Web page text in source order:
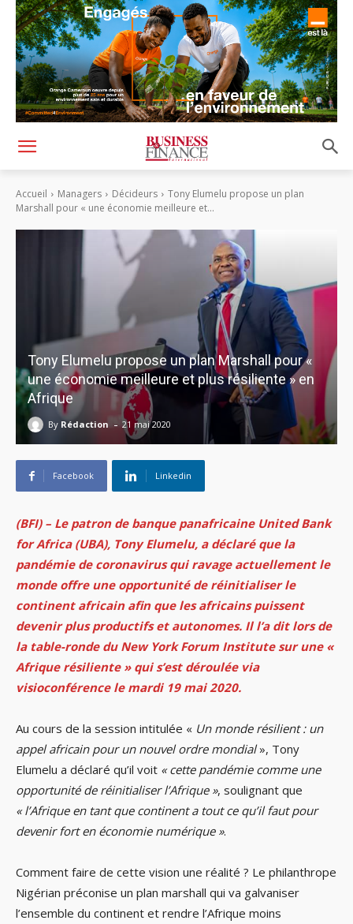
Accueil Managers Décideurs
Tony Elumelu propose un plan
Marshall pour « une économie meilleure et...
Tony Elumelu propose un plan Marshall pour «
une économie meilleure et plus résiliente » en
Afrique
By Rédaction - 21 mai 2020
Facebook Linkedin
(BFI) – Le patron de banque panafricaine United Bank
for Africa (UBA), Tony Elumelu, a déclaré que la
pandémie de coronavirus qui ravage actuellement le
monde offre une opportunité de réinitialiser le
continent africain afin que les africains puissent
devenir plus productifs et autonomes. Il l’a dit lors de
la table-ronde du New York Forum Institute sur une «
Afrique résiliente » qui s’est déroulée via
visioconférence le mardi 19 mai 2020.
Au cours de la session intitulée « Un monde résilient : un
appel africain pour un nouvel ordre mondial», Tony
Elumelu a déclaré qu’il voit « cette pandémie comme une
opportunité de réinitialiser l’Afrique », soulignant que
« l’Afrique en tant que continent a tout ce qu’il faut pour
devenir fort en économie numérique ».
Comment faire de cette vision une réalité ? Le philanthrope
Nigérian préconise un plan marshall qui va galvaniser
l’ensemble du continent et rendre l’Afrique moins